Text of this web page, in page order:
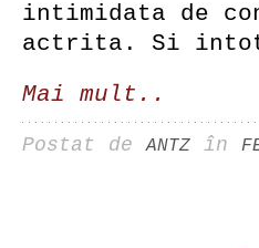
intimidata de
actrita. Si
Mai mult..
Postat deANTZ în